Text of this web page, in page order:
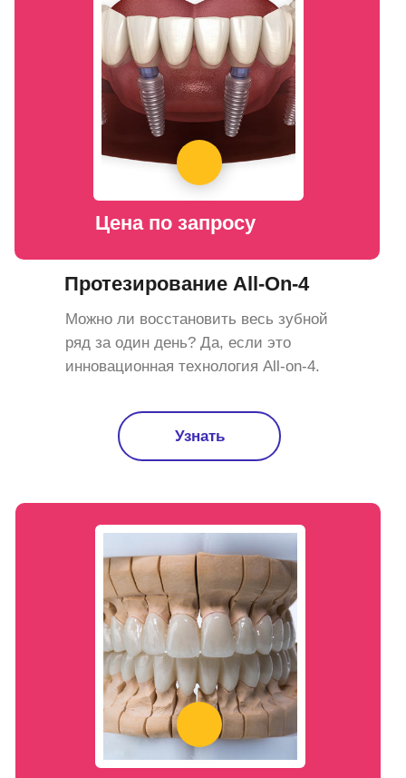
Можно ли восстановить весь зубной
ряд за один день? Да, если это
инновационная технология All-on-4.
Протезирование All-On-4
Узнать
Цена по запросу